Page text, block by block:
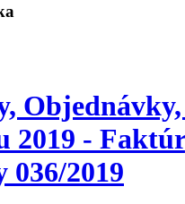
2019 -
2019